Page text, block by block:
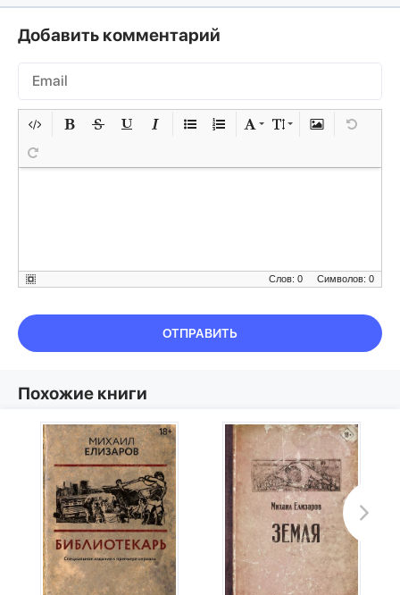
Добавить комментарий
Символов: 0
Слов: 0
ОТПРАВИТЬ
Похожие книги